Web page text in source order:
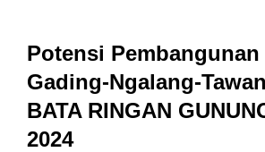
Potensi
Gading-Ngalang-
BATA RINGAN
2024